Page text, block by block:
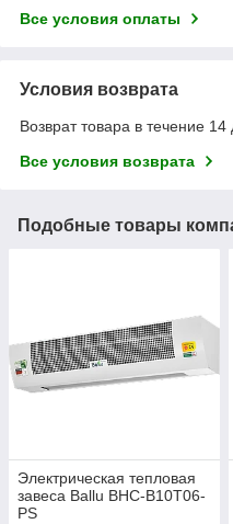
Все условия оплаты
Условия возврата
Возврат товара в течение
Все условия возврата
Подобные товары
Электрическая тепловая
завеса Ballu BHC-B10T06-
PS